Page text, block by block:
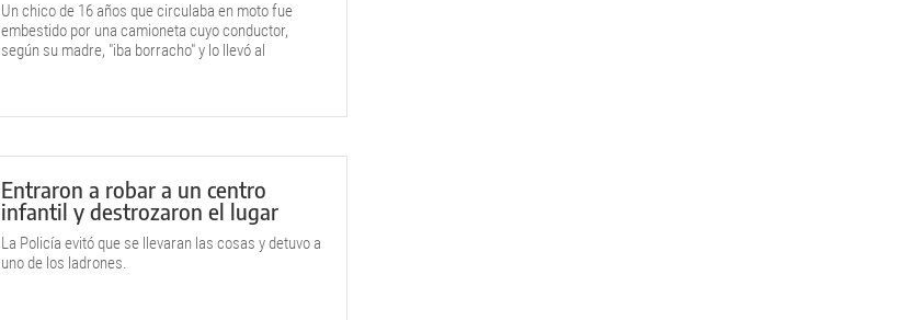
Un chico de 16 años que circulaba en moto fue
embestido por una camioneta cuyo conductor,
según su madre, "iba borracho" y lo llevó al
Entraron a robar a un centro
infantil y destrozaron el lugar
La Policía evitó que se llevaran las cosas y detuvo a
uno de los ladrones.